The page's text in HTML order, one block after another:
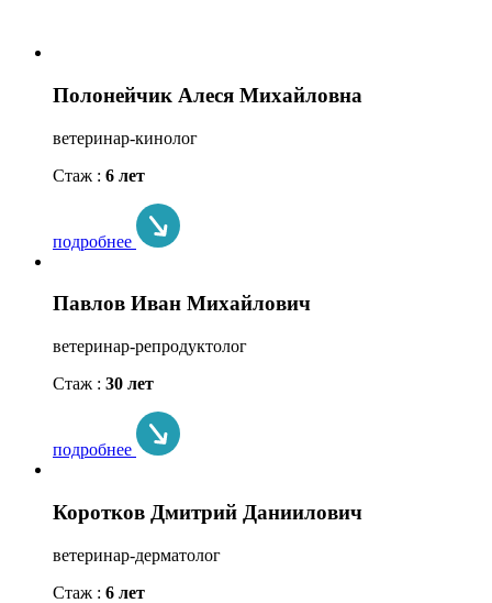
Полонейчик Алеся Михайловна
ветеринар-кинолог
Стаж : 6 лет
подробнее
Павлов Иван Михайлович
ветеринар-репродуктолог
Стаж : 30 лет
подробнее
Коротков Дмитрий Даниилович
ветеринар-дерматолог
Стаж : 6 лет